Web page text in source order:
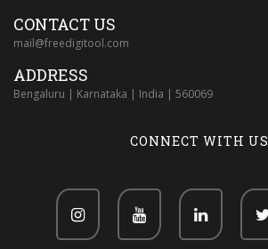
CONTACT US
mail@freedigitool.com
ADDRESS
Bengaluru | Karnataka | India | 560069
CONNECT WITH US